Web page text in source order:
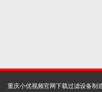
重庆小优视频官网下载过滤设备制